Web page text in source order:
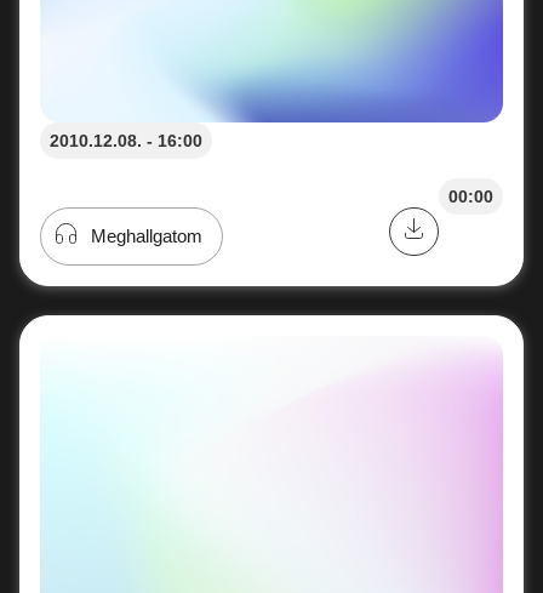
2010.12.08. - 16:00
00:00
Meghallgatom